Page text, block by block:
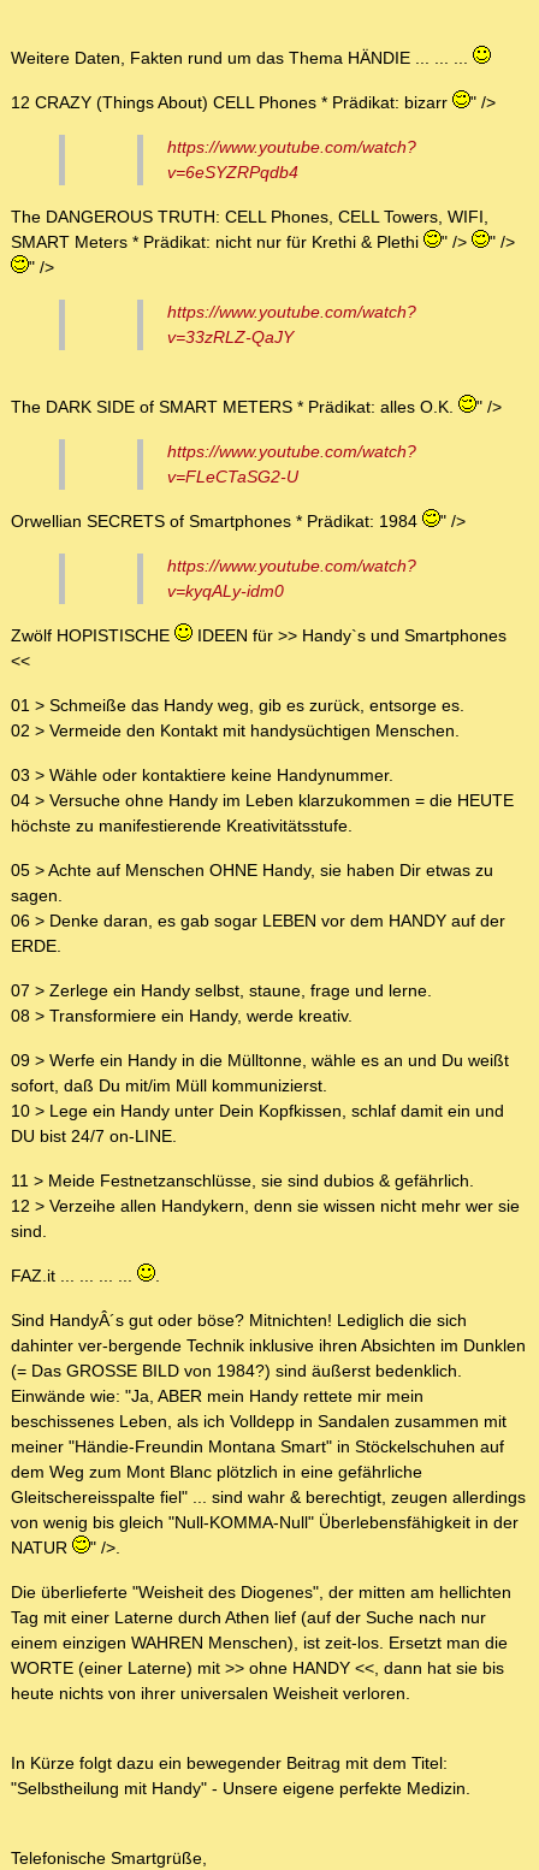
Weitere Daten, Fakten rund um das Thema HÄNDIE ... ... ...
12 CRAZY (Things About) CELL Phones * Prädikat: bizarr " />
https://www.youtube.com/watch?
v=6eSYZRPqdb4
The DANGEROUS TRUTH: CELL Phones, CELL Towers, WIFI,
SMART Meters * Prädikat: nicht nur für Krethi & Plethi
" />
" />
" />
https://www.youtube.com/watch?
v=33zRLZ-QaJY
The DARK SIDE of SMART METERS * Prädikat: alles O.K. " />
https://www.youtube.com/watch?
v=FLeCTaSG2-U
Orwellian SECRETS of Smartphones * Prädikat: 1984 " />
https://www.youtube.com/watch?
v=kyqALy-idm0
Zwölf HOPISTISCHE
IDEEN für >> Handy`s und Smartphones
<<
01 > Schmeiße das Handy weg, gib es zurück, entsorge es.
02 > Vermeide den Kontakt mit handysüchtigen Menschen.
03 > Wähle oder kontaktiere keine Handynummer.
04 > Versuche ohne Handy im Leben klarzukommen = die HEUTE
höchste zu manifestierende Kreativitätsstufe.
05 > Achte auf Menschen OHNE Handy, sie haben Dir etwas zu
sagen.
06 > Denke daran, es gab sogar LEBEN vor dem HANDY auf der
ERDE.
07 > Zerlege ein Handy selbst, staune, frage und lerne.
08 > Transformiere ein Handy, werde kreativ.
09 > Werfe ein Handy in die Mülltonne, wähle es an und Du weißt
sofort, daß Du mit/im Müll kommunizierst.
10 > Lege ein Handy unter Dein Kopfkissen, schlaf damit ein und
DU bist 24/7 on-LINE.
11 > Meide Festnetzanschlüsse, sie sind dubios & gefährlich.
12 > Verzeihe allen Handykern, denn sie wissen nicht mehr wer sie
sind.
FAZ.it ... ... ... ... .
Sind HandyÂ´s gut oder böse? Mitnichten! Lediglich die sich
dahinter ver-bergende Technik inklusive ihren Absichten im Dunklen
(= Das GROSSE BILD von 1984?) sind äußerst bedenklich.
Einwände wie: "Ja, ABER mein Handy rettete mir mein
beschissenes Leben, als ich Volldepp in Sandalen zusammen mit
meiner "Händie-Freundin Montana Smart" in Stöckelschuhen auf
dem Weg zum Mont Blanc plötzlich in eine gefährliche
Gleitschereisspalte fiel" ... sind wahr & berechtigt, zeugen allerdings
von wenig bis gleich "Null-KOMMA-Null" Überlebensfähigkeit in der
NATUR
" />.
Die überlieferte "Weisheit des Diogenes", der mitten am hellichten
Tag mit einer Laterne durch Athen lief (auf der Suche nach nur
einem einzigen WAHREN Menschen), ist zeit-los. Ersetzt man die
WORTE (einer Laterne) mit >> ohne HANDY <<, dann hat sie bis
heute nichts von ihrer universalen Weisheit verloren.
In Kürze folgt dazu ein bewegender Beitrag mit dem Titel:
"Selbstheilung mit Handy" - Unsere eigene perfekte Medizin.
Telefonische Smartgrüße,